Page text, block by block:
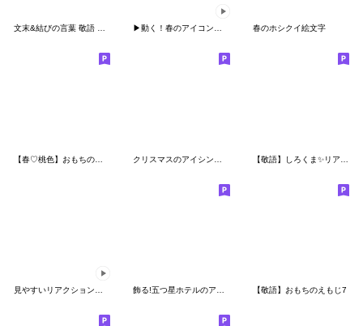
文末&結びの言葉 敬語 大人上品 絵文字 ▶動く！春のアイコン☆絵文字☆和風有 春のホシクイ絵文字
【敬語】おもちのえもじ7